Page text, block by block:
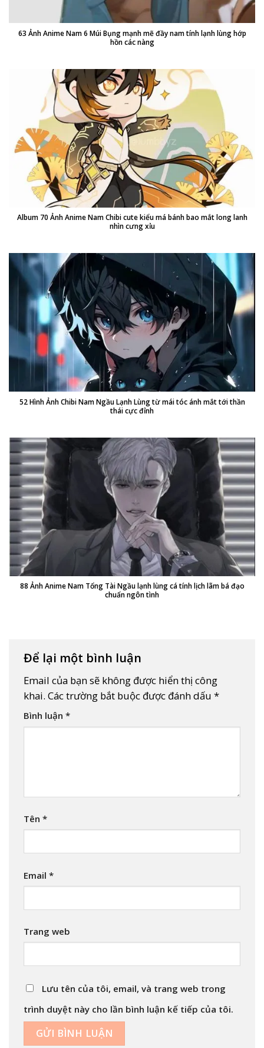
63 Ảnh Anime Nam 6 Múi Bụng mạnh mẽ đầy nam tính lạnh lùng hớp
hồn các nàng
Album 70 Ảnh Anime Nam Chibi cute kiểu má bánh bao mắt long lanh
nhìn cưng xỉu
52 Hình Ảnh Chibi Nam Ngầu Lạnh Lùng từ mái tóc ánh mắt tới thần
thái cực đỉnh
88 Ảnh Anime Nam Tổng Tài Ngầu lạnh lùng cá tính lịch lãm bá đạo
chuẩn ngôn tình
Để lại một bình luận
Email của bạn sẽ không được hiển thị công
khai. Các trường bắt buộc được đánh dấu *
Bình luận *
Tên *
Email *
Trang web
Lưu tên của tôi, email, và trang web trong
trình duyệt này cho lần bình luận kế tiếp của tôi.